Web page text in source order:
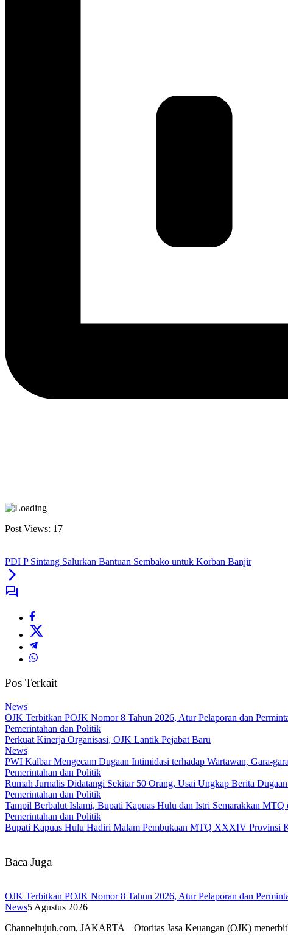
Post Views: 17
PDI P Sintang Salurkan Bantuan Sembako untuk Korban Banjir
Pos Terkait
News
OJK Terbitkan POJK Nomor 8 Tahun 2026, Atur Pelaporan dan
Pemerintahan dan Politik
Perkuat Kinerja Organisasi, OJK Lantik Pejabat Baru
News
PWI Kalbar Mengecam Dugaan Intimidasi terhadap Wartawan, Gara-
Pemerintahan dan Politik
Rumah Jurnalis Didatangi Sekitar 50 Orang, Usai Ungkap Berita
Pemerintahan dan Politik
Tampil Berbalut Islami, Bupati Kapuas Hulu dan Istri Semarakkan MTQ
Pemerintahan dan Politik
Bupati Kapuas Hulu Hadiri Malam Pembukaan MTQ XXXIV Provinsi
Baca Juga
OJK Terbitkan POJK Nomor 8 Tahun 2026, Atur Pelaporan dan
News5 Agustus 2026
Channeltujuh.com, JAKARTA – Otoritas Jasa Keuangan (OJK)